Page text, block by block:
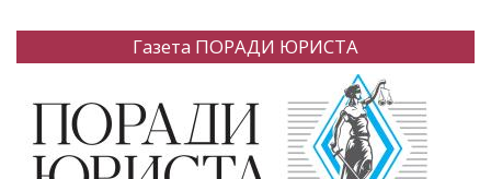
Газета ПОРАДИ ЮРИСТА